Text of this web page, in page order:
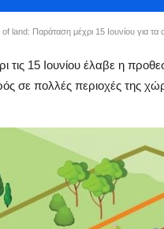
land: Παράταση μέχρι 15 Ιουνίου για
15 Ιουνίου έλαβε η
σε πολλές περιοχές της